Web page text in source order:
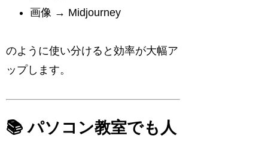
画像 → Midjourney
のように使い分けると効率が大幅ア
ップします。
📚 パソコン教室でも人